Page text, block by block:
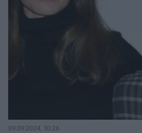
09.09.2024, 10:26